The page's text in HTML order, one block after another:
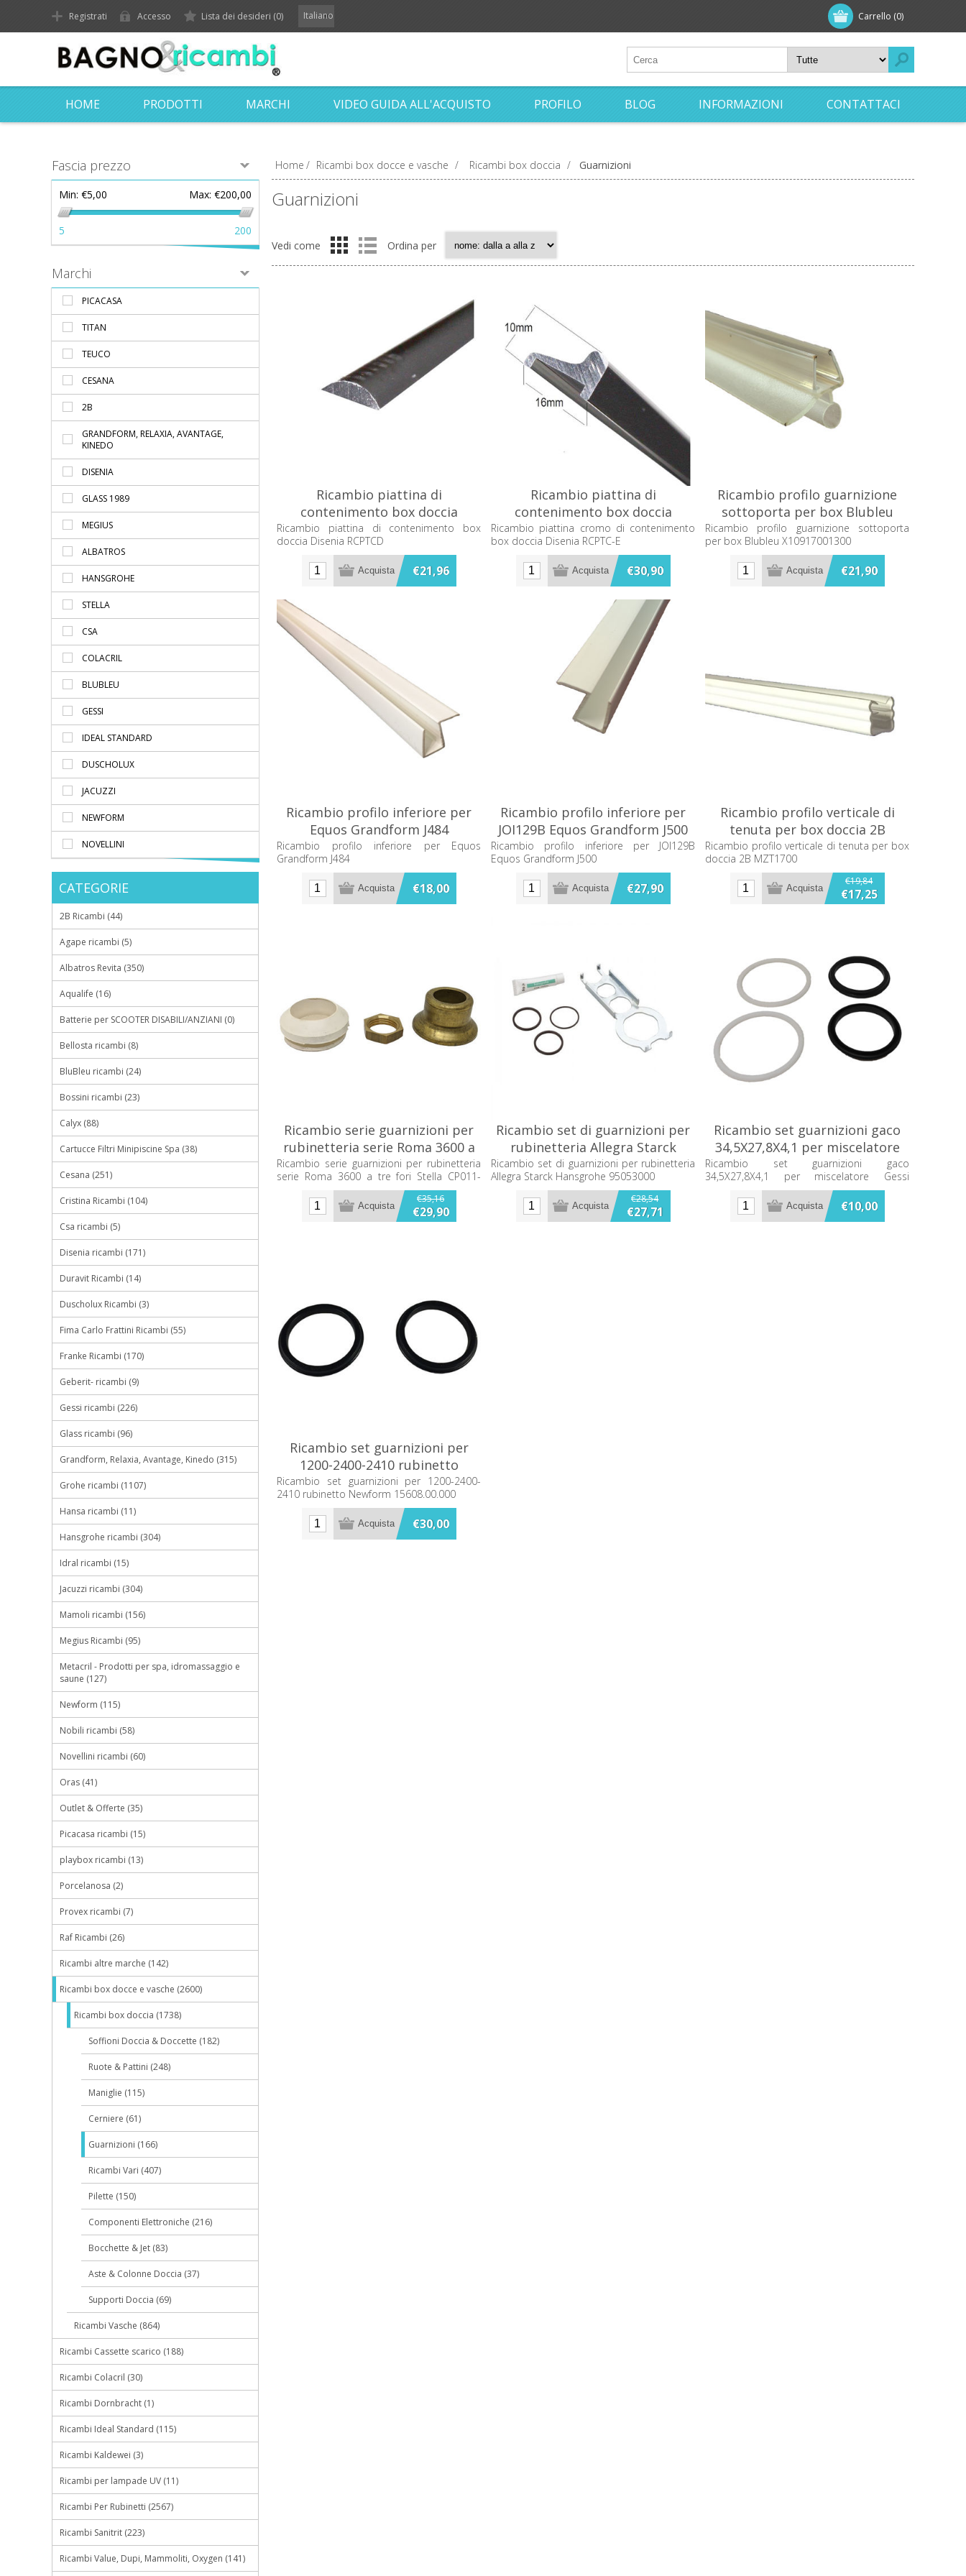
Carrello (0)
Registrati Accesso Lista dei desideri (0) Italiano
HOME PRODOTTI MARCHI VIDEO GUIDA ALL'ACQUISTO PROFILO BLOG INFORMAZIONI CONTATTACI
Home / Ricambi box docce e vasche / Ricambi box doccia / Guarnizioni
Guarnizioni
Vedi come Ordina per
Ricambio piattina di
contenimento box doccia
Disenia RCPTCD
Ricambio piattina di contenimento box
doccia Disenia RCPTCD
€21,96
Ricambio piattina di
contenimento box doccia
Disenia RCPTC-E
Ricambio piattina cromo di contenimento
box doccia Disenia RCPTC-E
€30,90
Ricambio profilo guarnizione
sottoporta per box Blubleu
X10917001300
Ricambio profilo guarnizione sottoporta
per box Blubleu X10917001300
€21,90
Ricambio profilo inferiore per
Equos Grandform J484
Ricambio profilo inferiore per Equos
Grandform J484
€18,00
Ricambio profilo inferiore per
JOI129B Equos Grandform J500
Ricambio profilo inferiore per JOI129B
Equos Grandform J500
€27,90
Ricambio profilo verticale di
tenuta per box doccia 2B
MZT1700
Ricambio profilo verticale di tenuta per box
doccia 2B MZT1700
€19,84
€17,25
Ricambio serie guarnizioni per
rubinetteria serie Roma 3600 a
tre fori Stella CP011-450B
Ricambio serie guarnizioni per rubinetteria
serie Roma 3600 a tre fori Stella CP011-
€35,16
€29,90
Ricambio set di guarnizioni per
rubinetteria Allegra Starck
Hansgrohe 95053000
Ricambio set di guarnizioni per rubinetteria
Allegra Starck Hansgrohe 95053000
€28,54
€27,71
Ricambio set guarnizioni gaco
34,5X27,8X4,1 per miscelatore
Gessi RIR0573
Ricambio set guarnizioni gaco
34,5X27,8X4,1 per miscelatore Gessi
€10,00
Ricambio set guarnizioni per
1200-2400-2410 rubinetto
Newform 15608.00.000
Ricambio set guarnizioni per 1200-2400-
2410 rubinetto Newform 15608.00.000
€30,00
Fascia prezzo
Min: €5,00 Max: €200,00
5 200
Marchi
PICACASA
TITAN
TEUCO
CESANA
2B
GRANDFORM, RELAXIA, AVANTAGE,
KINEDO
DISENIA
GLASS 1989
MEGIUS
ALBATROS
HANSGROHE
STELLA
CSA
COLACRIL
BLUBLEU
GESSI
IDEAL STANDARD
DUSCHOLUX
JACUZZI
NEWFORM
NOVELLINI
CATEGORIE
2B Ricambi (44)
Agape ricambi (5)
Albatros Revita (350)
Aqualife (16)
Batterie per SCOOTER DISABILI/ANZIANI (0)
Bellosta ricambi (8)
BluBleu ricambi (24)
Bossini ricambi (23)
Calyx (88)
Cartucce Filtri Minipiscine Spa (38)
Cesana (251)
Cristina Ricambi (104)
Csa ricambi (5)
Disenia ricambi (171)
Duravit Ricambi (14)
Duscholux Ricambi (3)
Fima Carlo Frattini Ricambi (55)
Franke Ricambi (170)
Geberit- ricambi (9)
Gessi ricambi (226)
Glass ricambi (96)
Grandform, Relaxia, Avantage, Kinedo (315)
Grohe ricambi (1107)
Hansa ricambi (11)
Hansgrohe ricambi (304)
Idral ricambi (15)
Jacuzzi ricambi (304)
Mamoli ricambi (156)
Megius Ricambi (95)
Metacril - Prodotti per spa, idromassaggio e
saune (127)
Newform (115)
Nobili ricambi (58)
Novellini ricambi (60)
Oras (41)
Outlet & Offerte (35)
Picacasa ricambi (15)
playbox ricambi (13)
Porcelanosa (2)
Provex ricambi (7)
Raf Ricambi (26)
Ricambi altre marche (142)
Ricambi box docce e vasche (2600)
Ricambi box doccia (1738)
Soffioni Doccia & Doccette (182)
Ruote & Pattini (248)
Maniglie (115)
Cerniere (61)
Guarnizioni (166)
Ricambi Vari (407)
Pilette (150)
Componenti Elettroniche (216)
Bocchette & Jet (83)
Aste & Colonne Doccia (37)
Supporti Doccia (69)
Ricambi Vasche (864)
Ricambi Cassette scarico (188)
Ricambi Colacril (30)
Ricambi Dornbracht (1)
Ricambi Ideal Standard (115)
Ricambi Kaldewei (3)
Ricambi per lampade UV (11)
Ricambi Per Rubinetti (2567)
Ricambi Sanitrit (223)
Ricambi Value, Dupi, Mammoliti, Oxygen (141)